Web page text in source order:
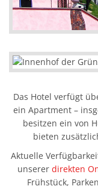
Das Hotel verfügt
ein Apartment –
besitzen ein von
bieten
Aktuelle
unserer direkten
Frühstück,